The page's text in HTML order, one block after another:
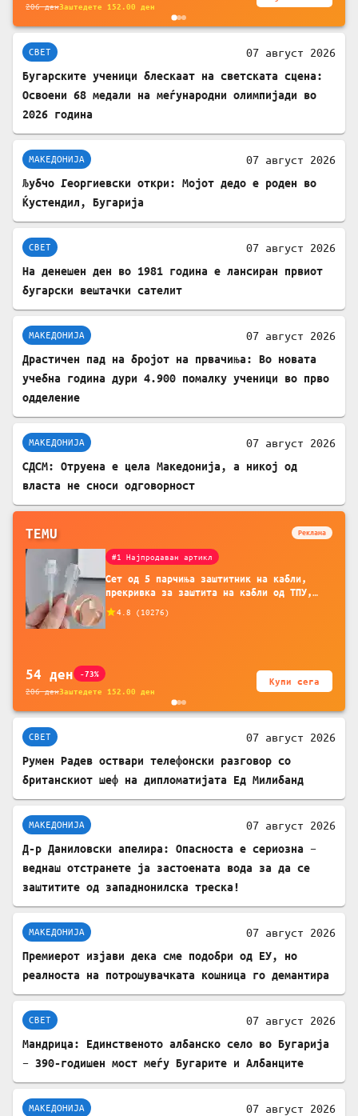
206денЗаштедете 152.00 ден
СВЕТ 07 август 2026
Бугарските ученици блескаат на светската сцена:
Освоени 68 медали на меѓународни олимпијади во
2026 година
МАКЕДОНИЈА 07 август 2026
Љубчо Георгиевски откри: Мојот дедо е роден во
Ќустендил, Бугарија
СВЕТ 07 август 2026
На денешен ден во 1981 година е лансиран првиот
бугарски вештачки сателит
МАКЕДОНИЈА 07 август 2026
Драстичен пад на бројот на првачиња: Во новата
учебна година дури 4.900 помалку ученици во прво
одделение
МАКЕДОНИЈА 07 август 2026
СДСМ: Отруена е цела Македонија, а никој од
власта не сноси одговорност
TEMU Реклама
#1 Најпродаван артикл
Сет од 5 парчиња заштитник на кабли,
прекривка за заштита на кабли од ТПУ,
батерија, за мобилни телефони, комплет
4.8 ( 10276)
54 ден -73%
206денЗаштедете 152.00 ден
Купи сега
СВЕТ 07 август 2026
Румен Радев оствари телефонски разговор со
британскиот шеф на дипломатијата Ед Милибанд
МАКЕДОНИЈА 07 август 2026
Д-р Даниловски апелира: Опасноста е сериозна –
веднаш отстранете ја застоената вода за да се
заштитите од западнонилска треска!
МАКЕДОНИЈА 07 август 2026
Премиерот изјави дека сме подобри од ЕУ, но
реалноста на потрошувачката кошница го демантира
СВЕТ 07 август 2026
Мандрица: Единственото албанско село во Бугарија
– 390-годишен мост меѓу Бугарите и Албанците
МАКЕДОНИЈА 07 август 2026